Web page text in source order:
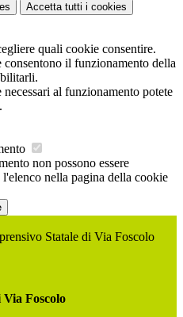
Accetta tutti i cookies
quali cookie consentire.
il funzionamento della
al funzionamento potete
.
non possono essere
nella pagina della cookie
Statale di Via Foscolo
Foscolo